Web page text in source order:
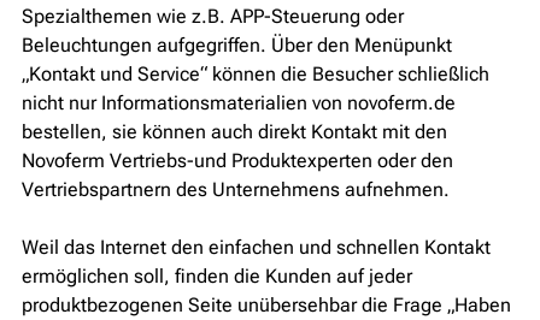
Spezialthemen wie z.B. APP-Steuerung oder
Beleuchtungen aufgegriffen. Über den Menüpunkt
„Kontakt und Service“ können die Besucher schließlich
nicht nur Informationsmaterialien von novoferm.de
bestellen, sie können auch direkt Kontakt mit den
Novoferm Vertriebs-und Produktexperten oder den
Vertriebspartnern des Unternehmens aufnehmen.
Weil das Internet den einfachen und schnellen Kontakt
ermöglichen soll, finden die Kunden auf jeder
produktbezogenen Seite unübersehbar die Frage „Haben